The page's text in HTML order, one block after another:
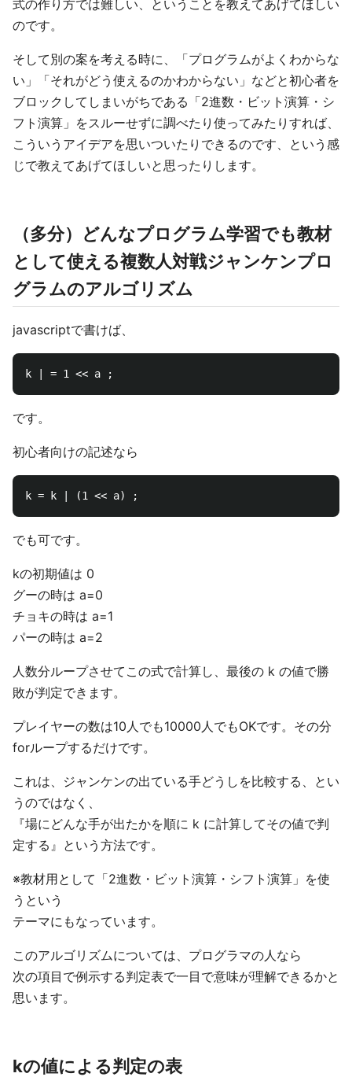
式の作り方では難しい、ということを教えてあげてほしい
のです。
そして別の案を考える時に、「プログラムがよくわからな
い」「それがどう使えるのかわからない」などと初心者を
ブロックしてしまいがちである「2進数・ビット演算・シ
フト演算」をスルーせずに調べたり使ってみたりすれば、
こういうアイデアを思いついたりできるのです、という感
じで教えてあげてほしいと思ったりします。
（多分）どんなプログラム学習でも教材
として使える複数人対戦ジャンケンプロ
グラムのアルゴリズム
javascriptで書けば、
です。
初心者向けの記述なら
でも可です。
kの初期値は 0
グーの時は a=0
チョキの時は a=1
パーの時は a=2
人数分ループさせてこの式で計算し、最後の k の値で勝
敗が判定できます。
プレイヤーの数は10人でも10000人でもOKです。その分
forループするだけです。
これは、ジャンケンの出ている手どうしを比較する、とい
うのではなく、
『場にどんな手が出たかを順に k に計算してその値で判
定する』という方法です。
※教材用として「2進数・ビット演算・シフト演算」を使
うという
テーマにもなっています。
このアルゴリズムについては、プログラマの人なら
次の項目で例示する判定表で一目で意味が理解できるかと
思います。
kの値による判定の表